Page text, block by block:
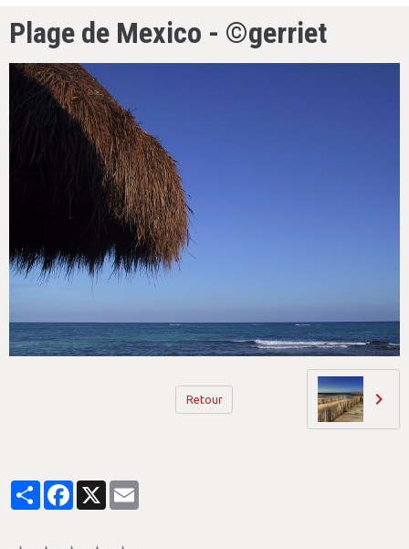
Plage de Mexico - ©gerriet
Retour
PartagerFacebook
X